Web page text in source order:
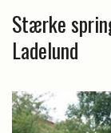
Stærke
Ladelund